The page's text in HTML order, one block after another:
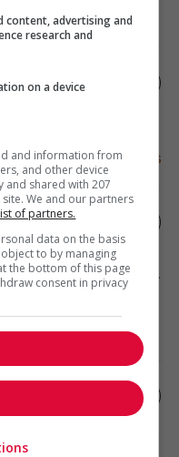
de
content, advertising and
research and
on a device
and information from
and other device
and shared with 207
We and our partners
of partners.
data on the basis
to by managing
the bottom of this page
consent in privacy